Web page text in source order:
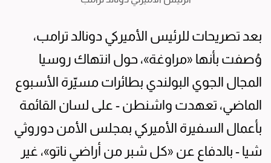
بعد تصريحات للرئيس الأميركي دونالد ترامب،
وُصفت بأنها «مراوغة»، حول انتهاك روسيا
المجال الجوي البولندي بطائرات مسيّرة الأسبوع
الماضي، تعهدت واشنطن - على لسان القائمة
بأعمال السفيرة الأميركي بمجلس الأمن دوروثي
شيا - بالدفاع عن «كل شبر من أراضي ناتو»، غير